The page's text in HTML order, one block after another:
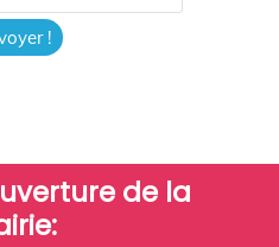
!
de la